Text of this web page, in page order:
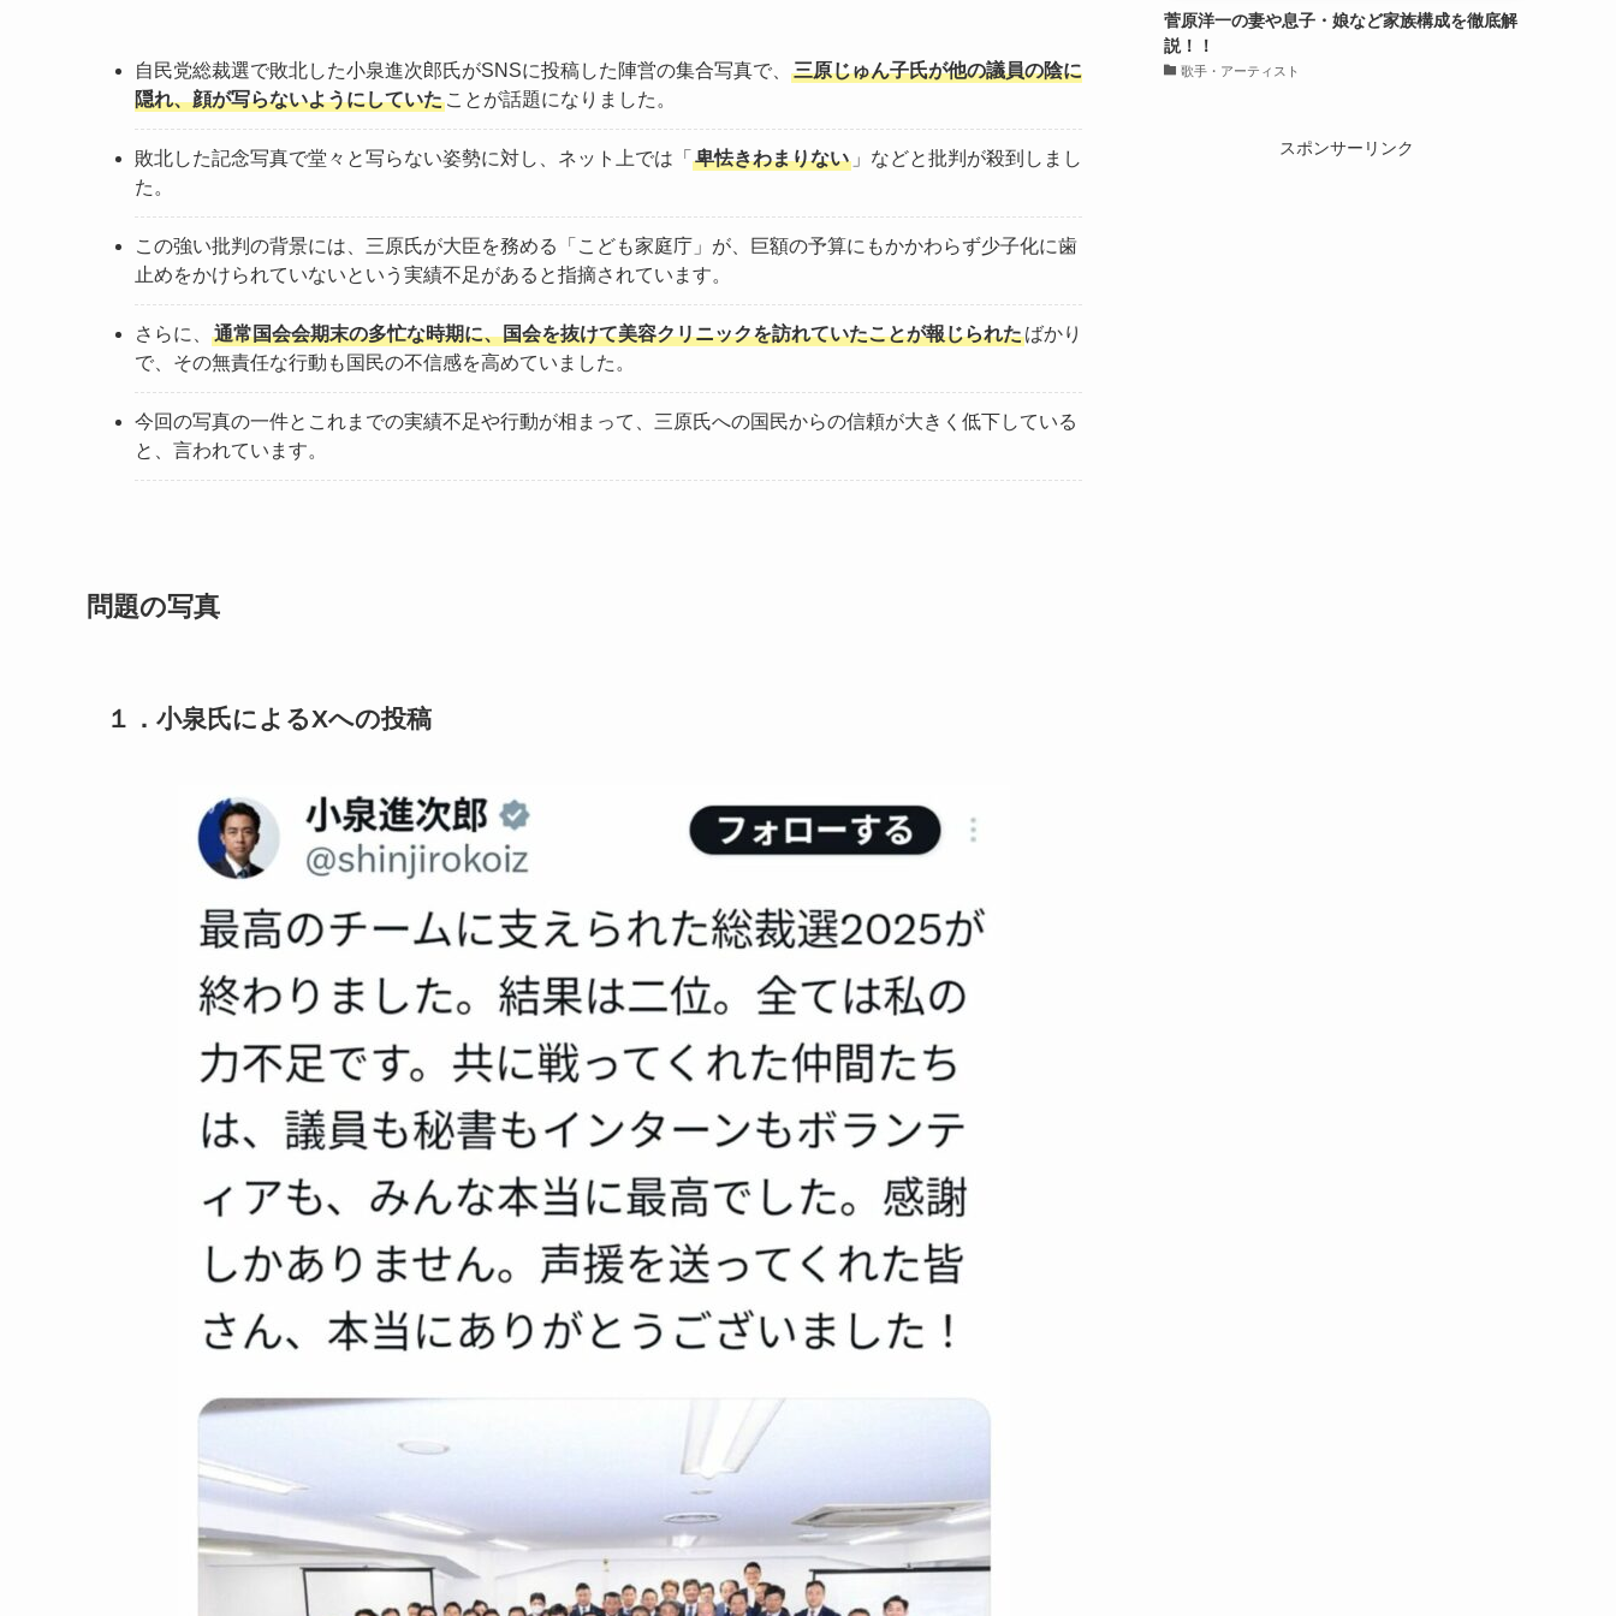
自民党総裁選で敗北した小泉進次郎氏がSNSに投稿した陣営の集合写真で、
三原じゅん子氏が他の議員の陰に
隠れ、顔が写らないようにしていた ことが話題になりました。
敗北した記念写真で堂々と写らない姿勢に対し、ネット上では「 卑怯きわまりない 」などと批判が殺到しまし
た。
この強い批判の背景には、三原氏が大臣を務める「こども家庭庁」が、巨額の予算にもかかわらず少子化に歯
止めをかけられていないという実績不足があると指摘されています。
さらに、 通常国会会期末の多忙な時期に、国会を抜けて美容クリニックを訪れていたことが報じられたばかり
で、その無責任な行動も国民の不信感を高めていました。
今回の写真の一件とこれまでの実績不足や行動が相まって、三原氏への国民からの信頼が大きく低下している
と、言われています。
問題の写真
１．小泉氏によるXへの投稿
菅原洋一の妻や息子・娘など家族構成を徹底解
説！！
歌手・アーティスト
スポンサーリンク